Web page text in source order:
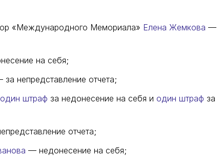
«Международного Мемориала» Елена Жемкова —
на себя;
за непредставление отчета;
один штраф за недонесение на себя и один штраф за
отчета;
— недонесение на себя;